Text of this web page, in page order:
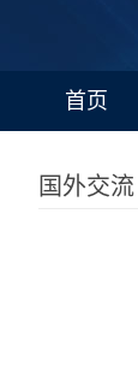
首页
国外交流